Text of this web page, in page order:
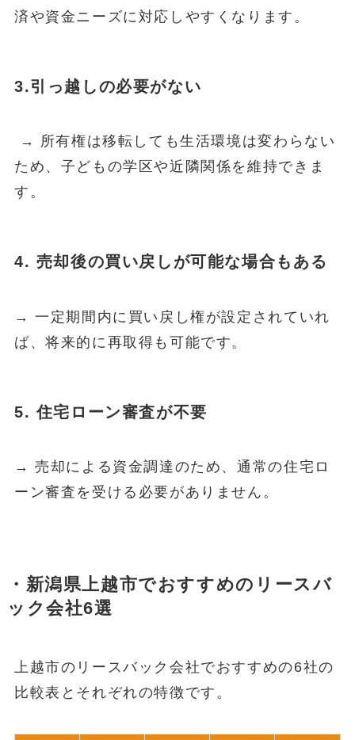
済や資金ニーズに対応しやすくなります。
3.引っ越しの必要がない
→ 所有権は移転しても生活環境は変わらない
ため、子どもの学区や近隣関係を維持できま
す。
4. 売却後の買い戻しが可能な場合もある
→ 一定期間内に買い戻し権が設定されていれ
ば、将来的に再取得も可能です。
5. 住宅ローン審査が不要
→ 売却による資金調達のため、通常の住宅ロ
ーン審査を受ける必要がありません。
・新潟県上越市でおすすめのリースバ
ック会社6選
上越市のリースバック会社でおすすめの6社の
比較表とそれぞれの特徴です。